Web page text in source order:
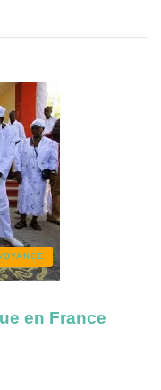
en France